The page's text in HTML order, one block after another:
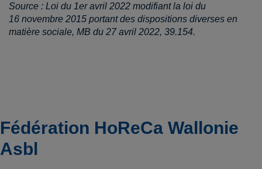
Source : Loi du 1er avril 2022 modifiant la loi du
16 novembre 2015 portant des dispositions diverses en
matière sociale, MB du 27 avril 2022, 39.154.
Fédération HoReCa Wallonie
Asbl